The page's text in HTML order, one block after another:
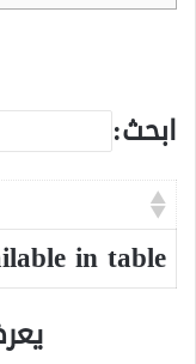
ابحث:
in table
يعرض 0 إلى 0